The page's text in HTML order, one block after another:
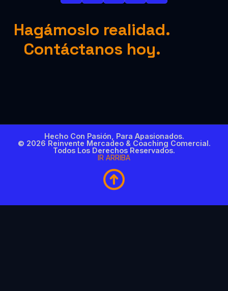
Hagámoslo realidad.
Contáctanos hoy.
Hecho Con Pasión, Para Apasionados.
© 2026 Reinvente Mercadeo & Coaching Comercial.
Todos Los Derechos Reservados.
IR ARRIBA